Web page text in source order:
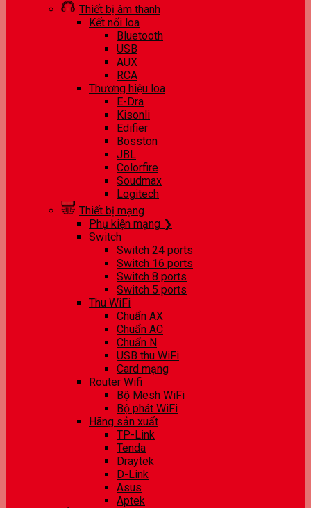
Thiết bị âm thanh
Kết nối loa
Bluetooth
USB
AUX
RCA
Thương hiệu loa
E-Dra
Kisonli
Edifier
Bosston
JBL
Colorfire
Soudmax
Logitech
Thiết bị mạng
Phụ kiện mạng ❯
Switch
Switch 24 ports
Switch 16 ports
Switch 8 ports
Switch 5 ports
Thu WiFi
Chuẩn AX
Chuẩn AC
Chuẩn N
USB thu WiFi
Card mạng
Router Wifi
Bộ Mesh WiFi
Bộ phát WiFi
Hãng sản xuất
TP-Link
Tenda
Draytek
D-Link
Asus
Aptek